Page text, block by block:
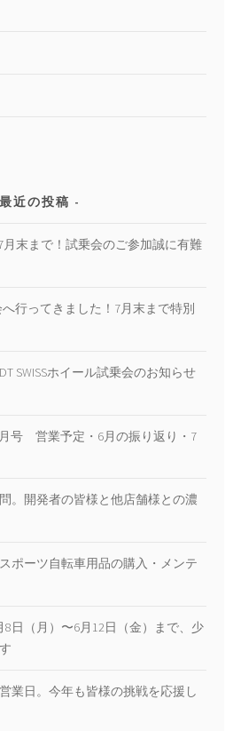
最近の投稿
7月末まで！試乗会のご参加誠に有難
へ行ってきました！7月末まで特別
SWISSホイール試乗会のお知らせ
月号 営業予定・6月の振り返り・7
。開発者の皆様と他店舗様との濃
ポーツ自転車用品の購入・メンテ
日（月）〜6月12日（金）まで、少
業日。今年も皆様の挑戦を応援し